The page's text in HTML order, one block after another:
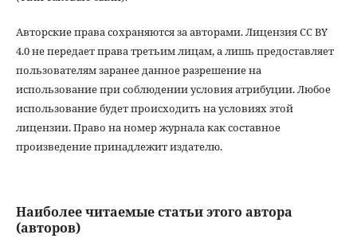
Авторские права сохраняются за авторами. Лицензия CC BY
4.0 не передает права третьим лицам, а лишь предоставляет
пользователям заранее данное разрешение на
использование при соблюдении условия атрибуции. Любое
использование будет происходить на условиях этой
лицензии. Право на номер журнала как составное
произведение принадлежит издателю.
Наиболее читаемые статьи этого автора
(авторов)